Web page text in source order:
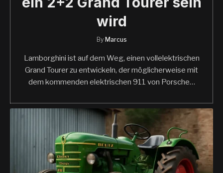
wird
By Marcus
Lamborghini ist auf dem Weg, einen vollelektrischen
Grand Tourer zu entwickeln, der möglicherweise mit
dem kommenden elektrischen 911 von Porsche…